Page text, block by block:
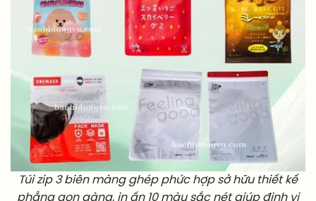
Túi zip 3 biên màng ghép phức hợp sở hữu thiết kế
phẳng gọn gàng, in ấn 10 màu sắc nét giúp định vị